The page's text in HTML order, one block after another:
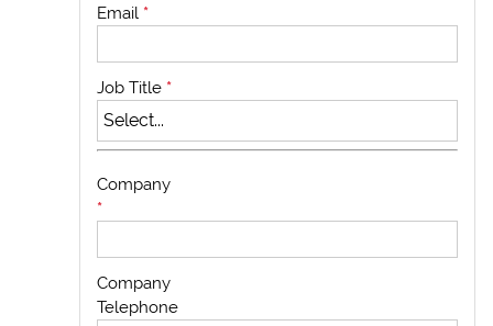
Email *
Job Title *
Company
*
Company
Telephone